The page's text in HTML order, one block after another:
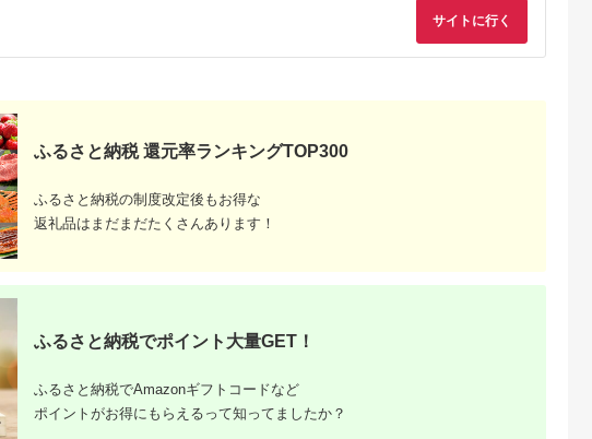
イ
ス
セ
券
出典：ふるさとチョイ
ス
券付「神戸ポートピア
出典：ふるさとチョイ
テル三日月「龍宮亭」
泊 旅行券 旅行 ホテル
プール 温泉 オーシャ
キング 飲み放題 割引
クーポン 千葉県 木更
津市 送料無料
ル＆コテージ 宿泊補
イ ギフト券30,000
サイトに行く
ふるさと納税 還元率ランキングTOP300
ふるさと納税の制度改定後もお得な
返礼品はまだまだたくさんあります！
ふるさと納税でポイント大量GET！
ふるさと納税でAmazonギフトコードなど
ポイントがお得にもらえるって知ってましたか？